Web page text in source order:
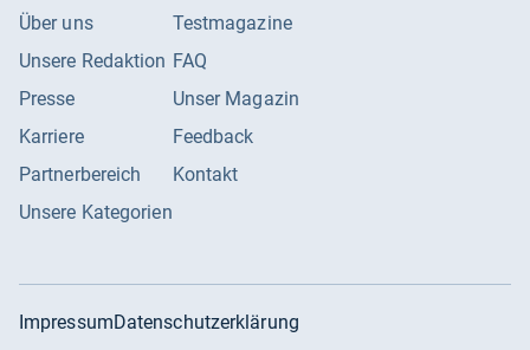
Über uns
Unsere Redaktion
Presse
Karriere
Partnerbereich
Unsere Kategorien
Testmagazine
FAQ
Unser Magazin
Feedback
Kontakt
ImpressumDatenschutzerklärung